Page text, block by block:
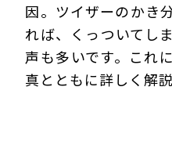
因。ツイザーのかき
れば、くっついてし
声も多いです。これ
真とともに詳しく解